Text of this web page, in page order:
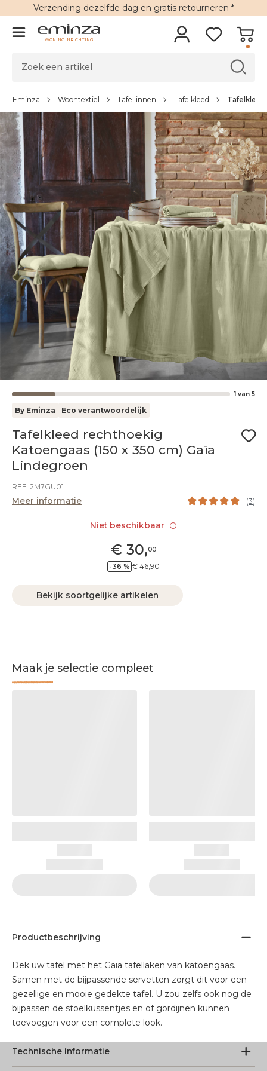
Verzending dezelfde dag en gratis retourneren *
WONINGINRICHTING
Eminza Woontextiel Tafellinnen Tafelkleed
1 van 5
By Eminza Eco verantwoordelijk
Tafelkleed rechthoekig
Katoengaas (150 x 350 cm) Gaïa
Lindegroen
REF. 2M7GU01
Meer informatie (3)
€ 30,00
-36 % € 46,90
Bekijk soortgelijke artikelen
Maak je selectie compleet
Productbeschrijving
Dek uw tafel met het Gaïa tafellaken van katoengaas.
Samen met de bijpassende servetten zorgt dit voor een
gezellige en mooie gedekte tafel. U zou zelfs ook nog de
bijpassen de stoelkussentjes en of gordijnen kunnen
toevoegen voor een complete look.
Technische informatie